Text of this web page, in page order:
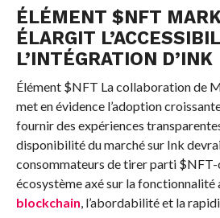
ÉLÉMENT $NFT
ÉLARGIT
L’INTÉGRATION D’INK
Élément $NFT La collaboration de
met en évidence l’adoption
fournir des expériences
disponibilité du marché sur Ink
consommateurs de tirer parti $NFT-
écosystème axé sur la fonctionnalité
blockchain, l’abordabilité et la